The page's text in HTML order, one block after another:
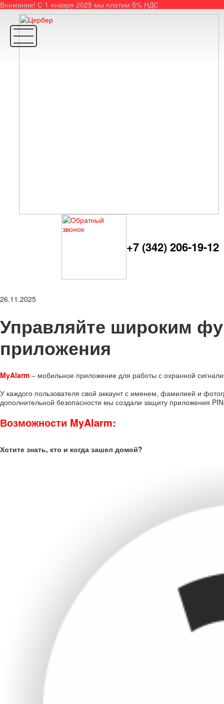
Внимание! С 1 января 2025 мы платим 5% НДС
+7 (342) 206-19-12
26.11.2025
Управляйте широким
приложения
MyAlarm – мобильное приложение для работы с охранной
У каждого пользователя свой аккаунт с именем, фамилией и
дополнительной безопасности мы создали защиту приложения
Возможности MyAlarm:
Хотите знать, кто и когда зашел домой?